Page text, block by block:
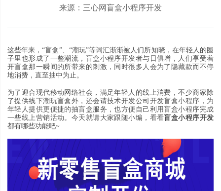
来源：三心网盲盒小程序开发
这些年来 ，“盲盒”、“潮玩”等词汇渐渐被人们所知晓， 在年轻人的圈
子里也形成了一整潮流 ，盲盒小程序开发者与日俱增， 人们享受着
开盲盒那一瞬间的所带来的刺激 ， 同时很多人会为了隐藏款而不停
地消费 ， 直至抽中为止。
为了迎合现代移动网络社会 ， 满足年轻人的线上消费 ，不少商家除
了提供线下潮玩盲盒外 ， 还会请技术开发公司开发盲盒小程序 ， 为
年轻人提供更便捷的抽盲盒服务 ，也方便自己利用盲盒小程序完成
一些线上营销活动。 今天就请大家跟随小编 ， 看看盲盒小程序开发
都有哪些功能吧~